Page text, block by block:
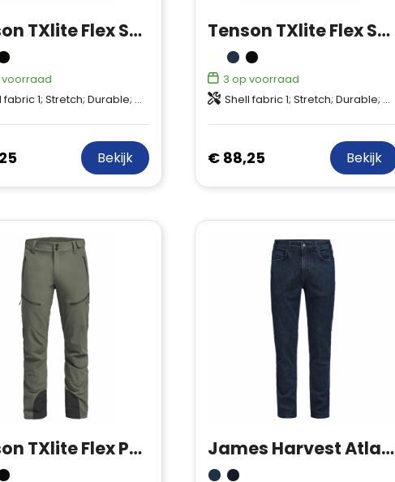
Tenson TXlite Flex Shorts Women
Stretch; Durable; Quick dry; 92% Recycled Polyamide, 8% Elastane
Bekijk
Tenson TXlite Flex Shorts Men
3 op voorraad
Shell fabric 1; Stretch; Durable; Quick dry; 92% Recycled Polyamide, 8% Elastane
€ 88,25 Bekijk
Tenson TXlite Flex Pants Men James Harvest Atlantis Broek Heren